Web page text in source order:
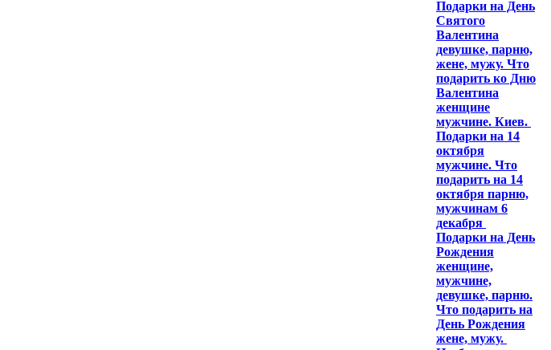
Подарки на День
Святого
Валентина
девушке, парню,
жене, мужу. Что
подарить ко Дню
Валентина
женщине
мужчине. Киев.
Подарки на 14
октября
мужчине. Что
подарить на 14
октября парню,
мужчинам 6
декабря
Подарки на День
Рождения
женщине,
мужчине,
девушке, парню.
Что подарить на
День Рождения
жене, мужу.